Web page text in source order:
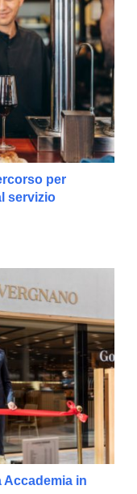
per
servizio
Accademia in